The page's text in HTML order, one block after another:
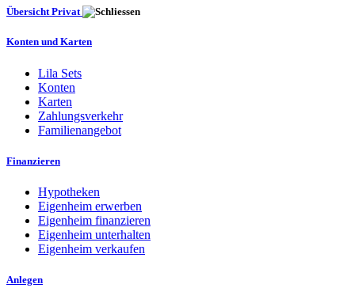
Übersicht Privat
Konten und Karten
Lila Sets
Konten
Karten
Zahlungsverkehr
Familienangebot
Finanzieren
Hypotheken
Eigenheim erwerben
Eigenheim finanzieren
Eigenheim unterhalten
Eigenheim verkaufen
Anlegen